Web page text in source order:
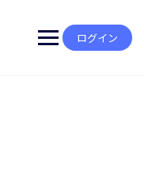
ログイン